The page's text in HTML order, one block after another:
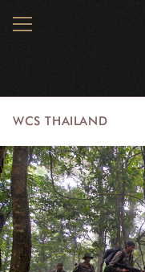
MENU
WCS THAILAND